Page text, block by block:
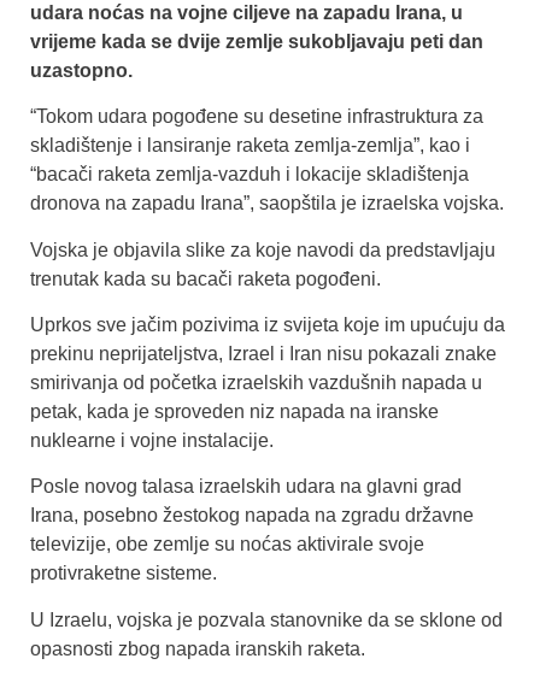
udara noćas na vojne ciljeve na zapadu Irana, u
vrijeme kada se dvije zemlje sukobljavaju peti dan
uzastopno.
“Tokom udara pogođene su desetine infrastruktura za
skladištenje i lansiranje raketa zemlja-zemlja”, kao i
“bacači raketa zemlja-vazduh i lokacije skladištenja
dronova na zapadu Irana”, saopštila je izraelska vojska.
Vojska je objavila slike za koje navodi da predstavljaju
trenutak kada su bacači raketa pogođeni.
Uprkos sve jačim pozivima iz svijeta koje im upućuju da
prekinu neprijateljstva, Izrael i Iran nisu pokazali znake
smirivanja od početka izraelskih vazdušnih napada u
petak, kada je sproveden niz napada na iranske
nuklearne i vojne instalacije.
Posle novog talasa izraelskih udara na glavni grad
Irana, posebno žestokog napada na zgradu državne
televizije, obe zemlje su noćas aktivirale svoje
protivraketne sisteme.
U Izraelu, vojska je pozvala stanovnike da se sklone od
opasnosti zbog napada iranskih raketa.